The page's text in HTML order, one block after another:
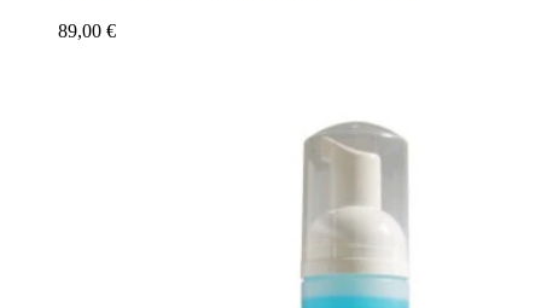
89,00 €